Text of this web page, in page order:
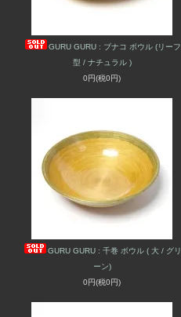
GURU GURU : ブナコ ボウル (リーフ
型 / ナチュラル )
0円(税0円)
GURU GURU : 千巻 ボウル ( 大 / グリ
ーン)
0円(税0円)